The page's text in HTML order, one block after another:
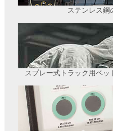
ステンレス鋼
スプレー式トラック用ベ